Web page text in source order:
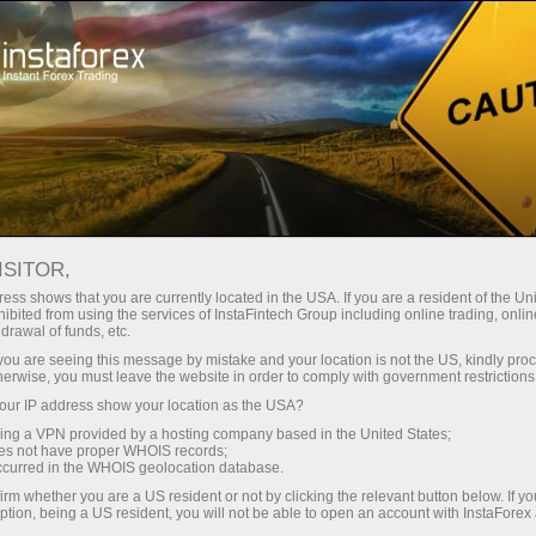
С InstaForex вы получаете
конкурентным возможностям:
кредитное плечо до 1:5000, одни
из лучших спредов и комиссий
на рынке, а также
привлекательные условия для
торговли акциями и индексами
Минимальные
Бонус 30%
на каждый депозит
Скорость
в трейдинге и на трассе
shows that you are currently located in the USA. If you are a resident of the
from using the services of InstaFintech Group including online trading,
of funds, etc.
are seeing this message by mistake and your location is not the US, kindly
you must leave the website in order to comply with government
IP address show your location as the USA?
a VPN provided by a hosting company based in the United States;
not have proper WHOIS records;
in the WHOIS geolocation database.
whether you are a US resident or not by clicking the relevant button below. If
being a US resident, you will not be able to open an account with InstaForex